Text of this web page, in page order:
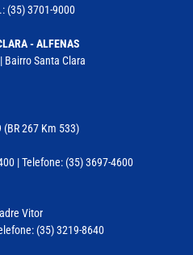
(35) 3701-9000
- ALFENAS
Bairro Santa Clara
267 Km 533)
| Telefone: (35) 3697-4600
Vitor
(35) 3219-8640